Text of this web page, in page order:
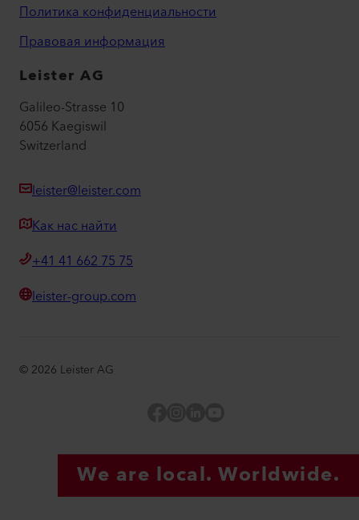
Политика конфиденциальности
Правовая информация
Leister AG
Galileo-Strasse 10
6056 Kaegiswil
Switzerland
leister@leister.com
Как нас найти
+41 41 662 75 75
leister-group.com
© 2026 Leister AG
We are local. Worldwide.